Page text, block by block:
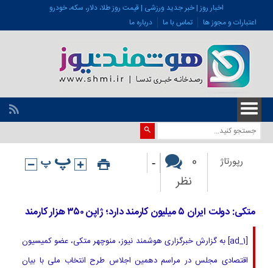
اخبار روز | خبر جدید ورزشی | قیمت روز طلا، دلار، سکه، خودرو
اعتبارات و مجوز ها
تماس با ما درباره ما
رپورتاژ
0
نظر
-
متکی: دولت ایران ۵ میلیون کارمند دارد؛ ژاپن ٣۵٠ هزار کارمند
[ad_1] به گزارش خبرگزاری هوشمند نیوز، منوچهر متکی، عضو کمیسیون
اقتصادی مجلس در مراسم دهمین اجلاس طرح انتخاب ملی با بیان